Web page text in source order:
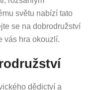
světu nabízí tato
se na dobrodružství
vás hra okouzlí.
dědictví a